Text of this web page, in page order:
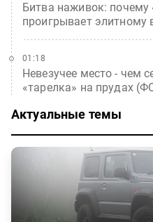
Битва наживок: почему
проигрывает
Невезучее место - чем
«тарелка» на прудах
01:18
Актуальные темы